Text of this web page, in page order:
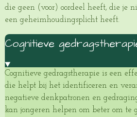
die geen (voor) oordeel heeft, die je
een geheimhoudingsplicht heeft.
Cognitieve
Cognitieve gedragstherapie is een
die helpt bij het identificeren en
negatieve denkpatronen en
kan jongeren helpen om beter om te